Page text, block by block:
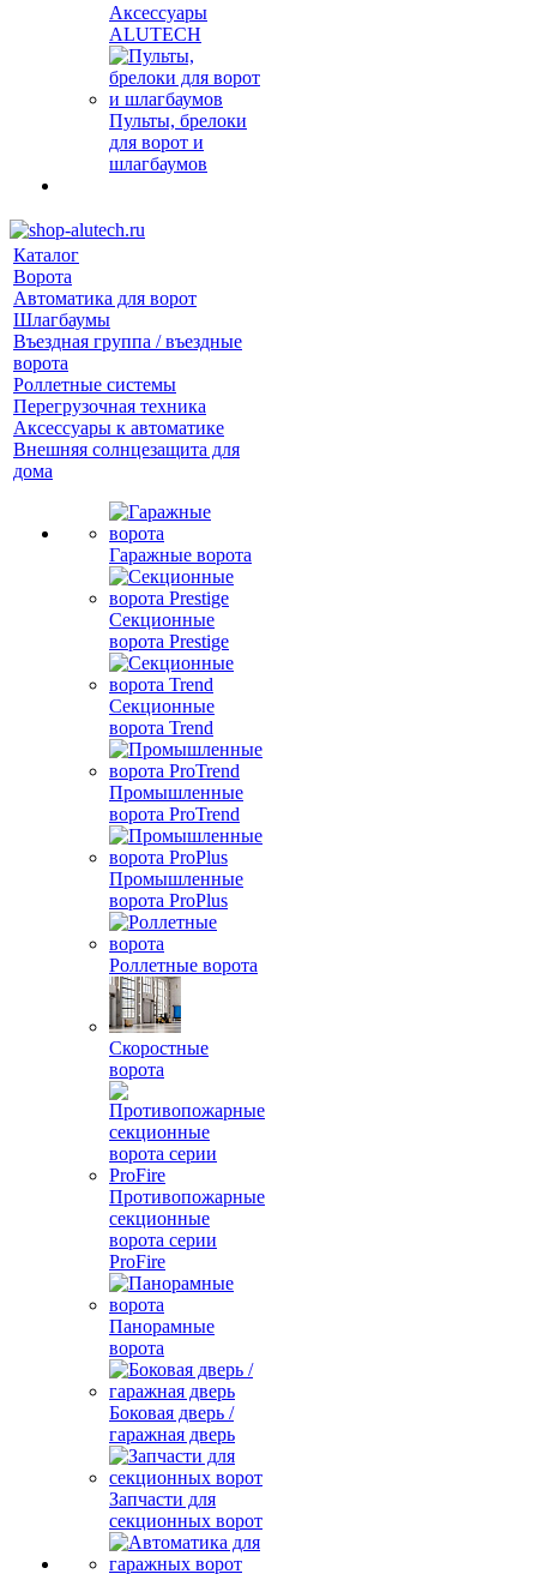
Аксессуары
ALUTECH
Пульты, брелоки
для ворот и
шлагбаумов
Каталог
Ворота
Автоматика для ворот
Шлагбаумы
Въездная группа / въездные
ворота
Роллетные системы
Перегрузочная техника
Аксессуары к автоматике
Внешняя солнцезащита для
дома
Гаражные ворота
Секционные
ворота Prestige
Секционные
ворота Trend
Промышленные
ворота ProTrend
Промышленные
ворота ProPlus
Роллетные ворота
Скоростные
ворота
Противопожарные
секционные
ворота серии
ProFire
Панорамные
ворота
Боковая дверь /
гаражная дверь
Запчасти для
секционных ворот